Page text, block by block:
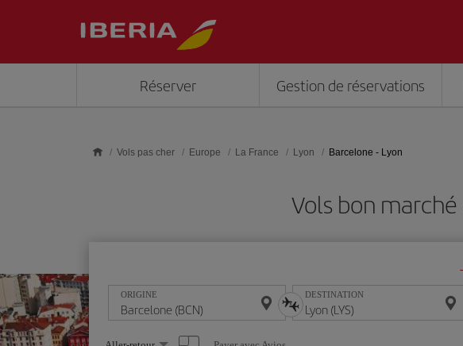
Réserver Gestion de réservations
Vols pas cher Europe La France Lyon Barcelone - Lyon
Vols bon marché
ORIGINE DESTINATION